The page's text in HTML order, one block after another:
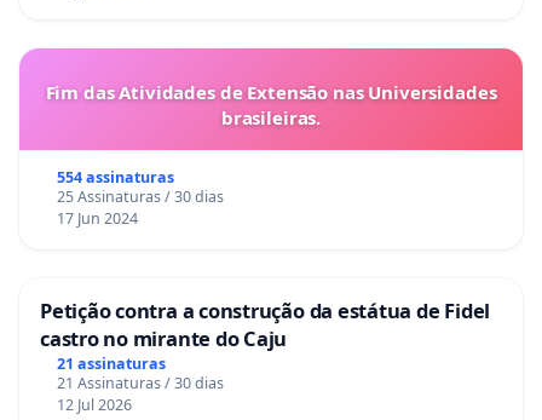
Fim das Atividades de Extensão nas Universidades
brasileiras.
554 assinaturas
25 Assinaturas / 30 dias
17 Jun 2024
Petição contra a construção da estátua de Fidel
castro no mirante do Caju
21 assinaturas
21 Assinaturas / 30 dias
12 Jul 2026